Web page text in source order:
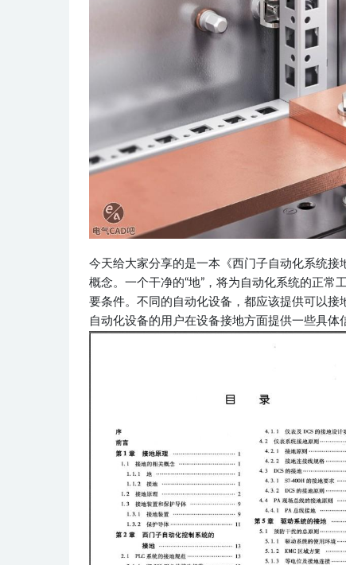
今天给大家分享的是一本《西门子自动化系统接
概念。一个干净的“地”，将为自动化系统的正
要条件。不同的自动化设备，都应该提供可以接
自动化设备的用户在设备接地方面提供一些具体